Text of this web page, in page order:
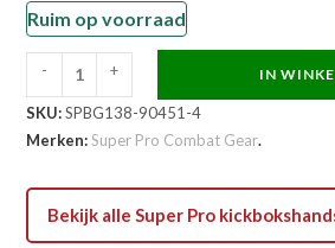
Ruim op voorraad
Pro
Combat
Bokshandschoen
-
- + IN
SKU:SPBG138-90451-4
Merken:Super Pro Combat Gear.
Bekijk alle Super Pro